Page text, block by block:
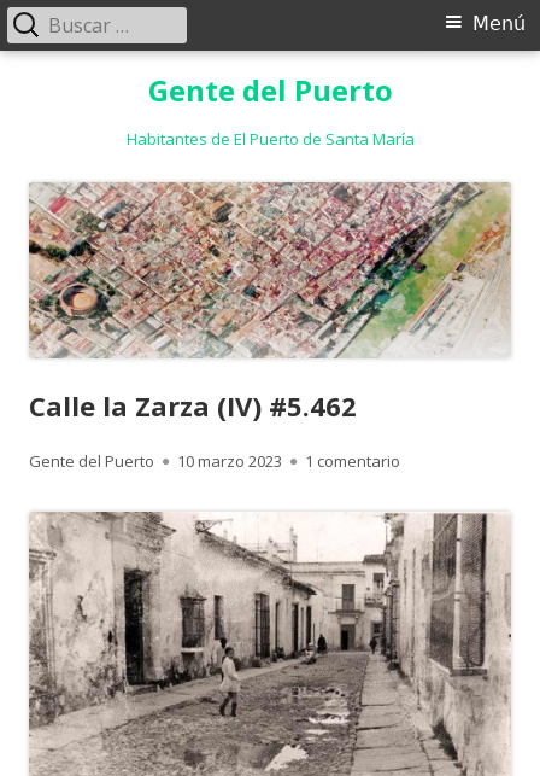
Gente del Puerto
Habitantes de El Puerto de Santa María
Menú
Menú
Buscar:
Calle la Zarza (IV) #5.462
Autor
Gente del Puerto
Publicado
10 marzo 2023 1 comentario